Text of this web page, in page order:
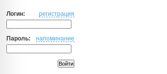
Логин: регистрация
Пароль: напоминание